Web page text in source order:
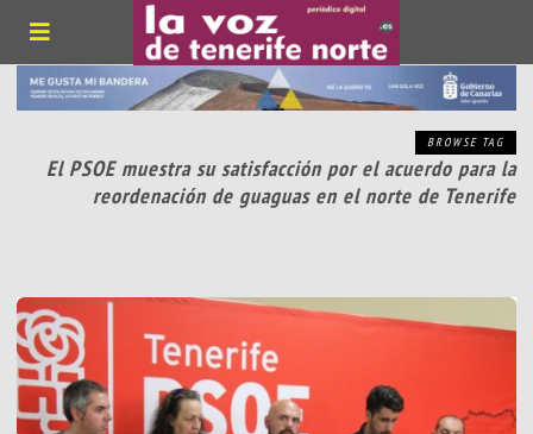
BROWSE TAG
El PSOE muestra su satisfacción por el acuerdo para la
reordenación de guaguas en el norte de Tenerife